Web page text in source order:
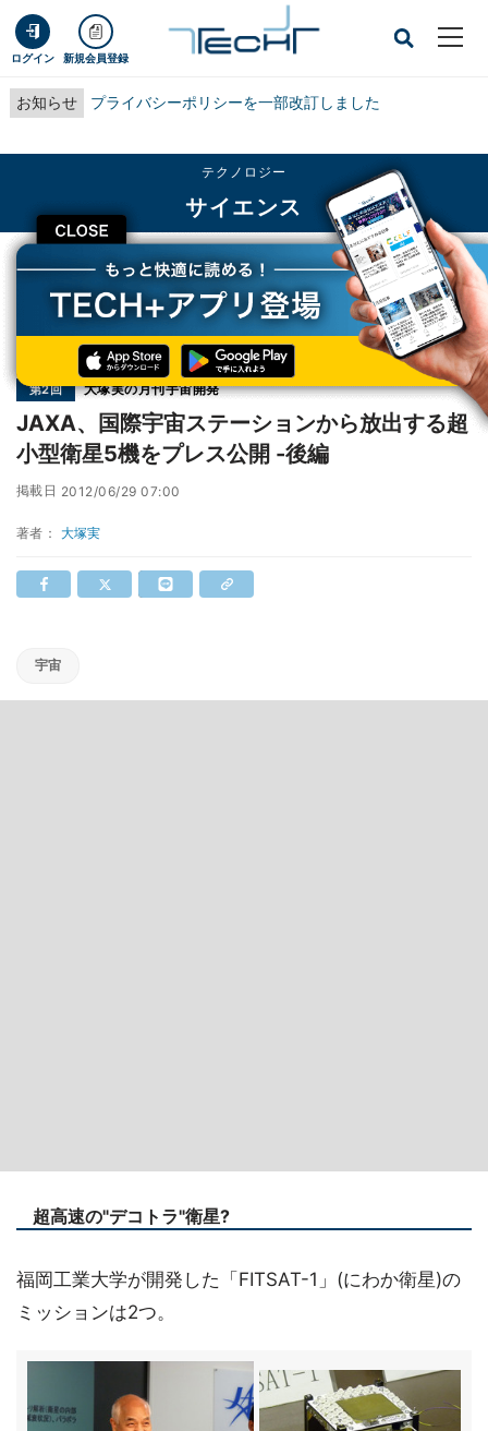
ログイン 新規会員登録
お知らせ プライバシーポリシーを一部改訂しました
CLOSE
テクノロジー
サイエンス
TECH+ テクノロジー
サイエンス
JAXA、国際宇宙ステーションから放出する超小型衛星5機をプレス公開 -後編
第2回 大塚実の月刊宇宙開発
JAXA、国際宇宙ステーションから放出する超
小型衛星5機をプレス公開 -後編
掲載日 2012/06/29 07:00
著者： 大塚実
宇宙
超高速の"デコトラ"衛星?
福岡工業大学が開発した「FITSAT-1」(にわか衛星)の
ミッションは2つ。